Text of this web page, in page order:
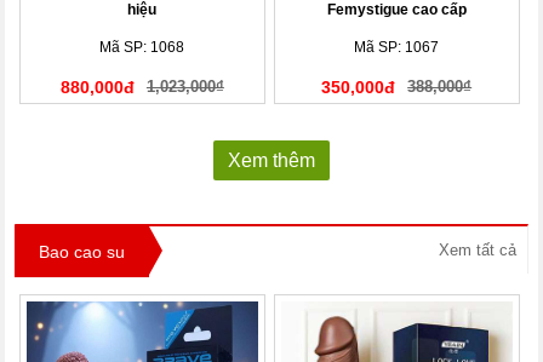
hiệu
Mã SP: 1068
880,000đ 1,023,000₫
Femystigue cao cấp
Mã SP: 1067
350,000đ 388,000₫
Xem thêm
Bao cao su Xem tất cả